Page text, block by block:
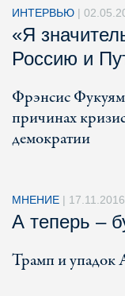
ИНТЕРВЬЮ |
«Я
Россию и
Фрэнсис
причинах
демократии
МНЕНИЕ | 17.11.2016
А теперь –
Трамп и упадок